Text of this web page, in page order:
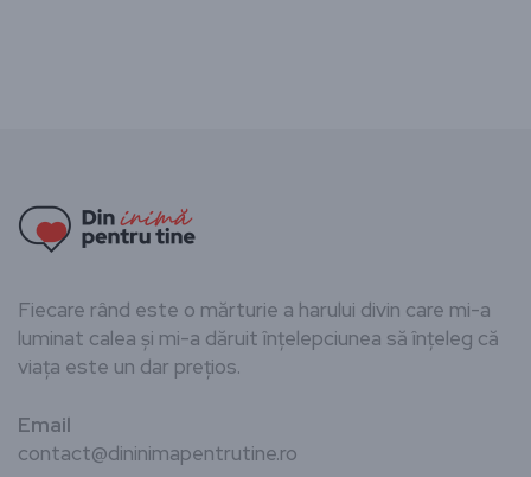
Fiecare rând este o mărturie a harului divin care mi-a
luminat calea și mi-a dăruit înțelepciunea să înțeleg că
viața este un dar prețios.
Email
contact@dininimapentrutine.ro